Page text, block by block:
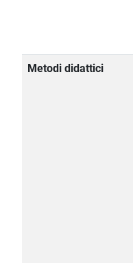
Metodi didattici